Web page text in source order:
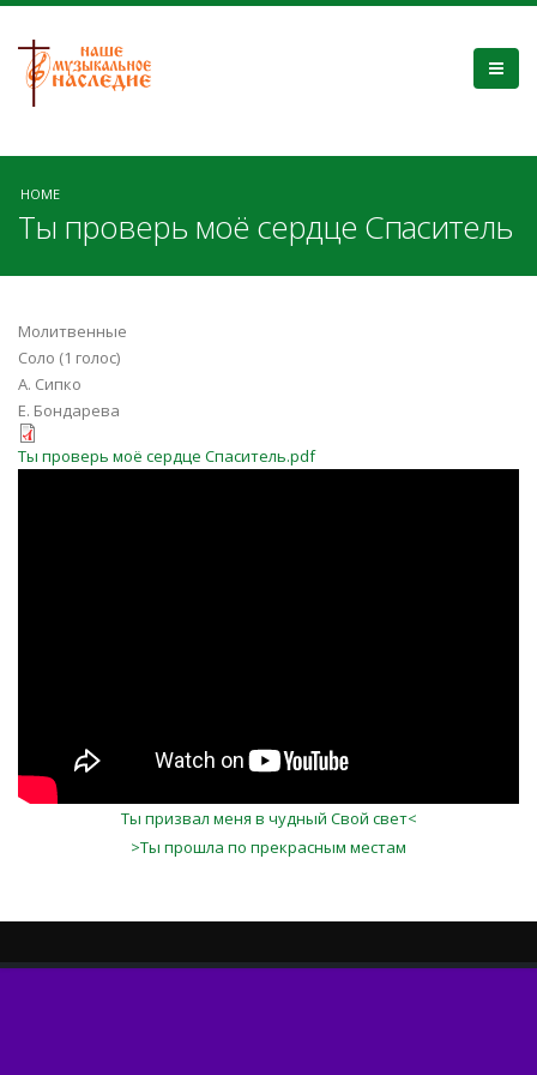
HOME
Ты проверь моё сердце Спаситель
Молитвенные
Соло (1 голос)
А. Сипко
Е. Бондарева
Ты проверь моё сердце Спаситель.pdf
Ты призвал меня в чудный Свой свет<
>Ты прошла по прекрасным местам